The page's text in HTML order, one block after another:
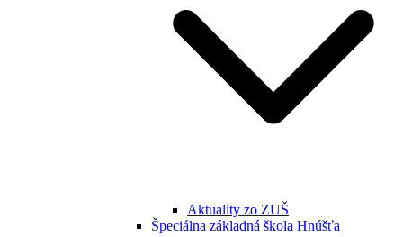
Aktuality zo ZUŠ
Špeciálna základná škola Hnúšťa